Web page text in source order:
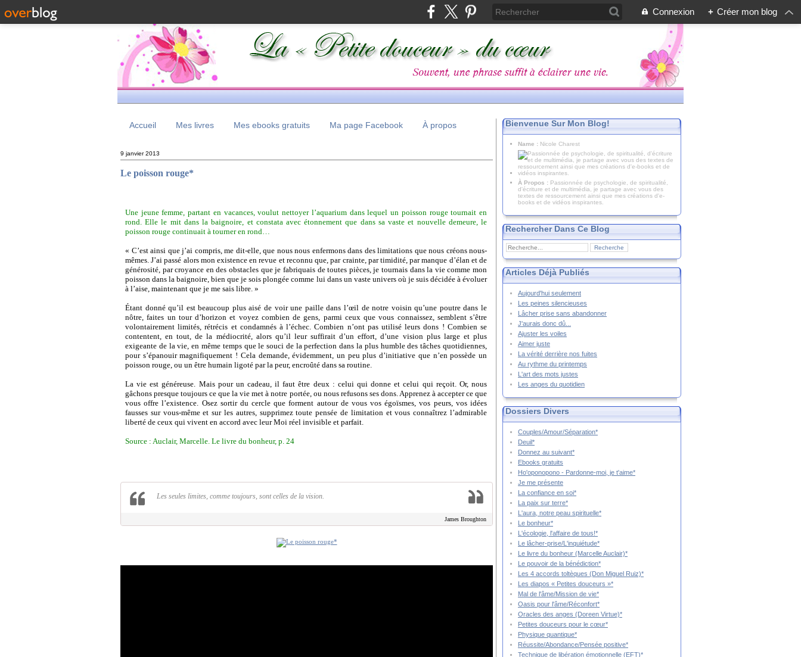
Connexion + Créer mon blog
Accueil Mes livres Mes ebooks gratuits Ma page Facebook À propos
9 janvier 2013
Le poisson rouge*
Une jeune femme, partant en vacances, voulut nettoyer l’aquarium dans lequel un poisson rouge tournait en
rond. Elle le mit dans la baignoire, et constata avec étonnement que dans sa vaste et nouvelle demeure, le
poisson rouge continuait à tourner en rond…
« C’est ainsi que j’ai compris, me dit-elle, que nous nous enfermons dans des limitations que nous créons nous-
mêmes. J’ai passé alors mon existence en revue et reconnu que, par crainte, par timidité, par manque d’élan et de
générosité, par croyance en des obstacles que je fabriquais de toutes pièces, je tournais dans la vie comme mon
poisson dans la baignoire, bien que je sois plongée comme lui dans un vaste univers où je suis décidée à évoluer
à l’aise, maintenant que je me sais libre. »
Étant donné qu’il est beaucoup plus aisé de voir une paille dans l’œil de notre voisin qu’une poutre dans le
nôtre, faites un tour d’horizon et voyez combien de gens, parmi ceux que vous connaissez, semblent s’être
volontairement limités, rétrécis et condamnés à l’échec. Combien n’ont pas utilisé leurs dons ! Combien se
contentent, en tout, de la médiocrité, alors qu’il leur suffirait d’un effort, d’une vision plus large et plus
exigeante de la vie, en même temps que le souci de la perfection dans la plus humble des tâches quotidiennes,
pour s’épanouir magnifiquement ! Cela demande, évidemment, un peu plus d’initiative que n’en possède un
poisson rouge, ou un être humain ligoté par la peur, encroûté dans sa routine.
La vie est généreuse. Mais pour un cadeau, il faut être deux : celui qui donne et celui qui reçoit. Or, nous
gâchons presque toujours ce que la vie met à notre portée, ou nous refusons ses dons. Apprenez à accepter ce que
vous offre l’existence. Osez sortir du cercle que forment autour de vous vos égoïsmes, vos peurs, vos idées
fausses sur vous-même et sur les autres, supprimez toute pensée de limitation et vous connaîtrez l’admirable
liberté de ceux qui vivent en accord avec leur Moi réel invisible et parfait.
Source : Auclair, Marcelle. Le livre du bonheur, p. 24
Les seules limites, comme toujours, sont celles de la vision.
James Broughton
Bienvenue Sur Mon Blog!
Name : Nicole Charest
À Propos : Passionnée de psychologie, de spiritualité,
d'écriture et de multimédia, je partage avec vous des
textes de ressourcement ainsi que mes créations d'e-
books et de vidéos inspirantes.
Rechercher Dans Ce Blog
Articles Déjà Publiés
Aujourd'hui seulement
Les peines silencieuses
Lâcher prise sans abandonner
J'aurais donc dû...
Ajuster les voiles
Aimer juste
La vérité derrière nos fuites
Au rythme du printemps
L'art des mots justes
Les anges du quotidien
Dossiers Divers
Couples/Amour/Séparation*
Deuil*
Donnez au suivant*
Ebooks gratuits
Ho'oponopono - Pardonne-moi, je t'aime*
Je me présente
La confiance en soi*
La paix sur terre*
L'aura, notre peau spirituelle*
Le bonheur*
L'écologie, l'affaire de tous!*
Le lâcher-prise/L'inquiétude*
Le livre du bonheur (Marcelle Auclair)*
Le pouvoir de la bénédiction*
Les 4 accords toltèques (Don Miguel Ruiz)*
Les diapos « Petites douceurs »*
Mal de l'âme/Mission de vie*
Oasis pour l'âme/Réconfort*
Oracles des anges (Doreen Virtue)*
Petites douceurs pour le cœur*
Physique quantique*
Réussite/Abondance/Pensée positive*
Technique de libération émotionnelle (EFT)*